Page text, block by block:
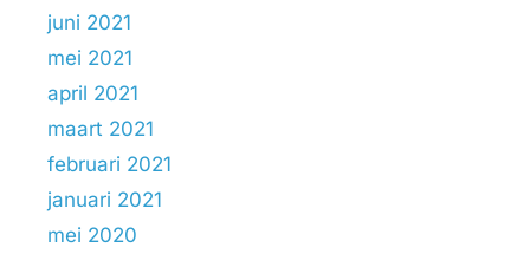
juni 2021
mei 2021
april 2021
maart 2021
februari 2021
januari 2021
mei 2020